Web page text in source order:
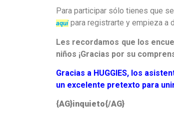
Para participar sólo tienes que
aquípara registrarte y empieza a
Les recordamos que los
niños ¡Gracias por su
Gracias a HUGGIES, los
un excelente pretexto para
{AG}inquieto{/AG}